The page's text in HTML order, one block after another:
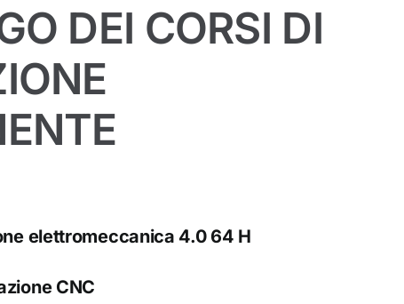
DEI CORSI DI
elettromeccanica 4.0 64 H
CNC